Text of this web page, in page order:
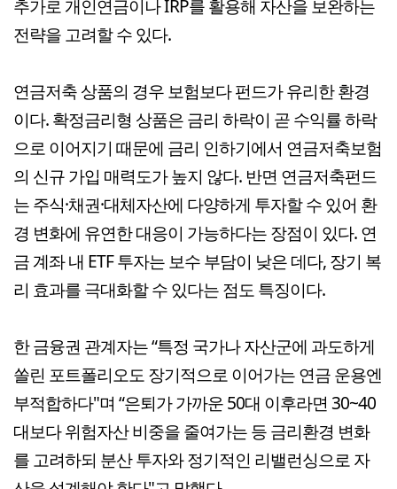
추가로 개인연금이나 IRP를 활용해 자산을 보완하는
전략을 고려할 수 있다.
연금저축 상품의 경우 보험보다 펀드가 유리한 환경
이다. 확정금리형 상품은 금리 하락이 곧 수익률 하락
으로 이어지기 때문에 금리 인하기에서 연금저축보험
의 신규 가입 매력도가 높지 않다. 반면 연금저축펀드
는 주식·채권·대체자산에 다양하게 투자할 수 있어 환
경 변화에 유연한 대응이 가능하다는 장점이 있다. 연
금 계좌 내 ETF 투자는 보수 부담이 낮은 데다, 장기 복
리 효과를 극대화할 수 있다는 점도 특징이다.
한 금융권 관계자는 “특정 국가나 자산군에 과도하게
쏠린 포트폴리오도 장기적으로 이어가는 연금 운용엔
부적합하다"며 “은퇴가 가까운 50대 이후라면 30~40
대보다 위험자산 비중을 줄여가는 등 금리환경 변화
를 고려하되 분산 투자와 정기적인 리밸런싱으로 자